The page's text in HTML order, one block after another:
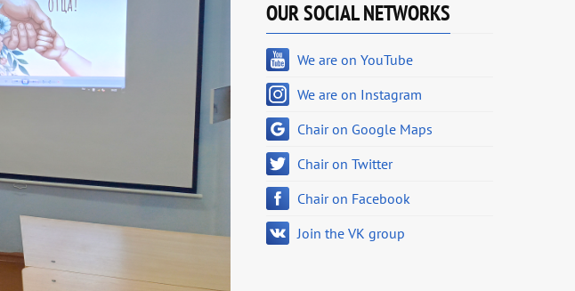
OUR SOCIAL NETWORKS
We are on YouTube
We are on Instagram
Chair on Google Maps
Chair on Twitter
Chair on Facebook
Join the VK group